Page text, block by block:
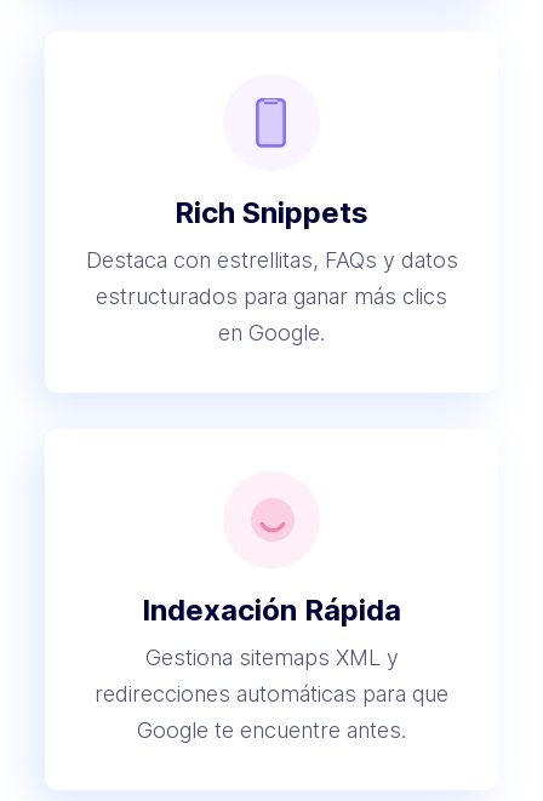
Rich Snippets
Destaca con estrellitas, FAQs y datos
estructurados para ganar más clics
en Google.
Indexación Rápida
Gestiona sitemaps XML y
redirecciones automáticas para que
Google te encuentre antes.